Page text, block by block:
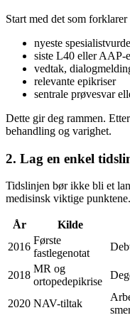
Start med det som
nyeste
siste L40 eller
vedtak,
relevante epikriser
sentrale prøvesvar
Dette gir deg rammen.
behandling og varighet.
2. Lag en enkel
Tidslinjen bør ikke bli et
medisinsk viktige punktene.
År Kilde
2016
Første
fastlegenotat
2018
MR og
ortopedepikrise
2020 NAV-tiltak